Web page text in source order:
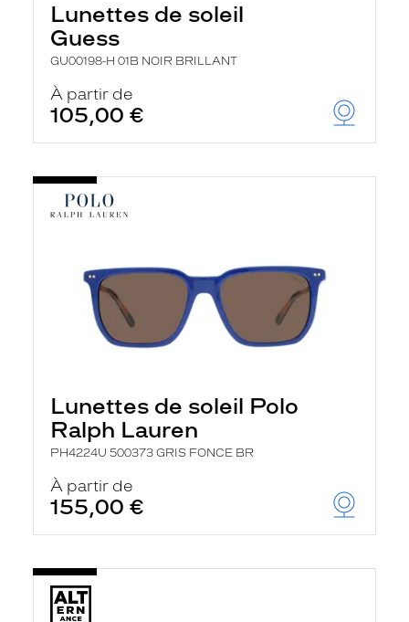
Lunettes de soleil
Guess
GU00198-H 01B NOIR BRILLANT
À partir de
105,00 €
Lunettes de soleil Polo
Ralph Lauren
PH4224U 500373 GRIS FONCE BR
À partir de
155,00 €